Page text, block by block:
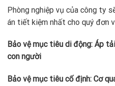
Phòng nghiệp vụ của công ty
án tiết kiệm nhất cho quý đơn
Bảo vệ mục tiêu di động: Áp
con người
Bảo vệ mục tiêu cố định: Cơ